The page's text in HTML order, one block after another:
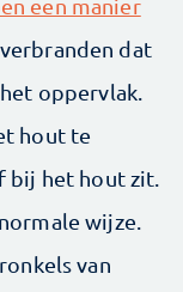
een manier
dat
oppervlak.
hout te
bij het hout zit.
wijze.
van